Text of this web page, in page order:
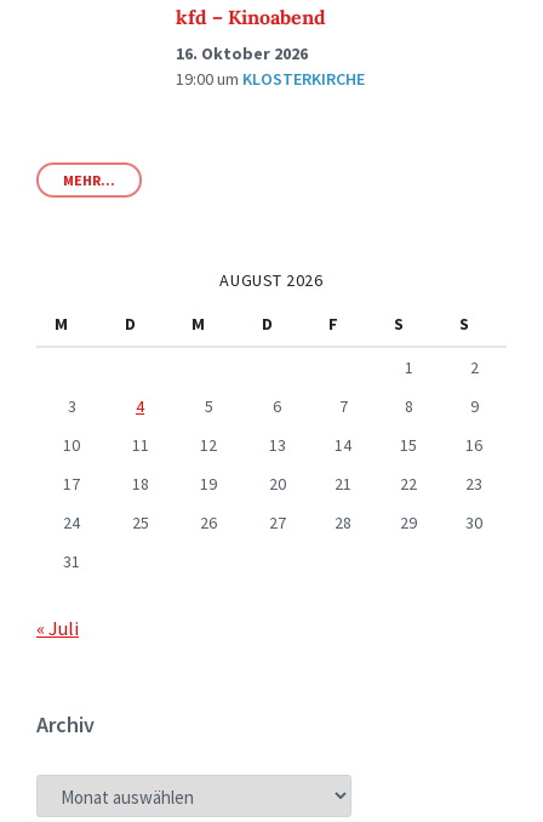
kfd – Kinoabend
16. Oktober 2026
19:00um KLOSTERKIRCHE
MEHR...
AUGUST 2026
M
D M D F S
S
1
2
3
4 5 6 7 8
9
10
11 12 13 14 15
16
17
18 19 20 21 22
23
24
25 26 27 28 29
30
31
« Juli
Archiv
ARCHIV